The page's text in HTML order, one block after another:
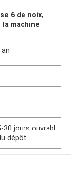
6 de noix,
la machine
an
30 jours ouvrabl
dépôt.